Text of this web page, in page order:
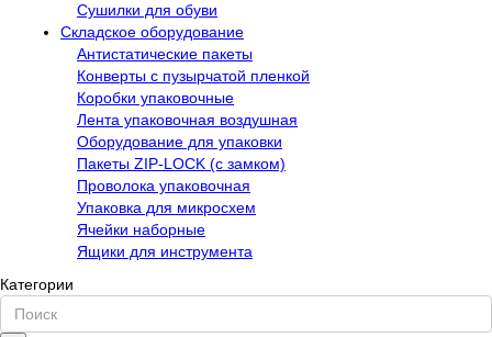
Сушилки для обуви
Складское оборудование
Антистатические пакеты
Конверты с пузырчатой пленкой
Коробки упаковочные
Лента упаковочная воздушная
Оборудование для упаковки
Пакеты ZIP-LOCK (с замком)
Проволока упаковочная
Упаковка для микросхем
Ячейки наборные
Ящики для инструмента
Категории